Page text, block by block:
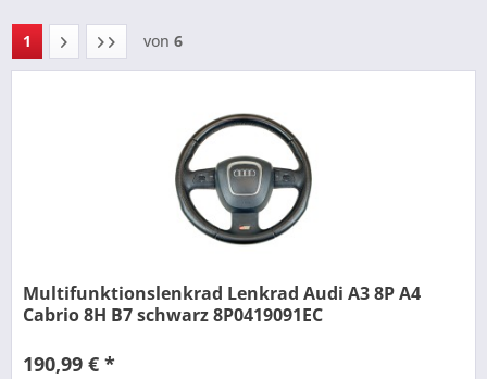
1 von 6
Multifunktionslenkrad Lenkrad Audi A3 8P A4
Cabrio 8H B7 schwarz 8P0419091EC
190,99 € *